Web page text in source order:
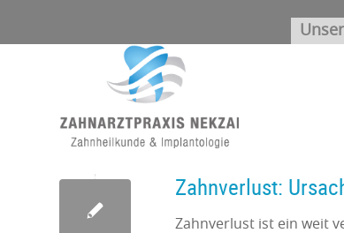
Zahnverlust:
Zahnverlust ist ein weit